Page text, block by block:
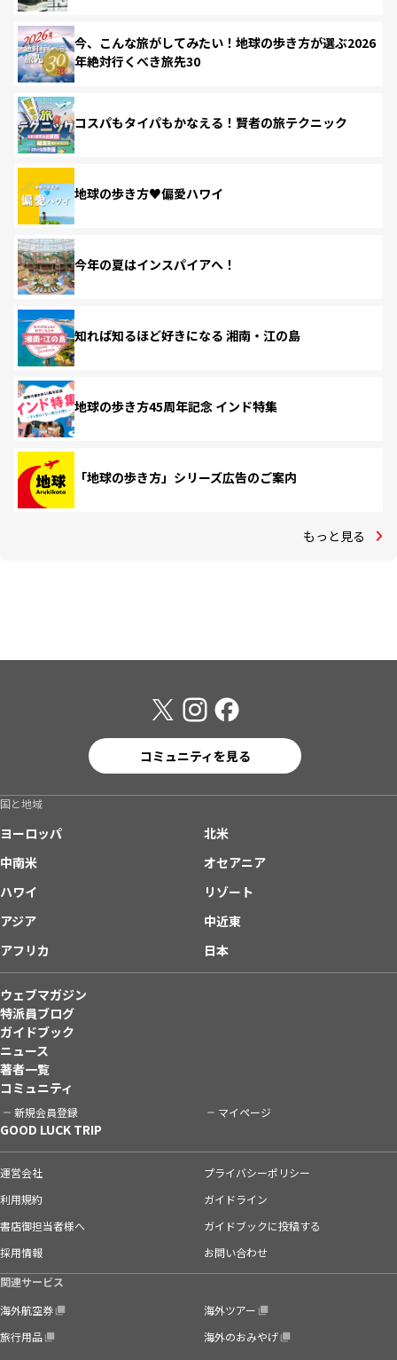
今、こんな旅がしてみたい！地球の歩き方が選ぶ2026
年絶対行くべき旅先30
コスパもタイパもかなえる！賢者の旅テクニック
地球の歩き方♥偏愛ハワイ
今年の夏はインスパイアへ！
知れば知るほど好きになる 湘南・江の島
地球の歩き方45周年記念 インド特集
「地球の歩き方」シリーズ広告のご案内
もっと見る
コミュニティを見る
国と地域
ヨーロッパ
北米
中南米
オセアニア
ハワイ
リゾート
アジア
中近東
アフリカ
日本
ウェブマガジン
特派員ブログ
ガイドブック
ニュース
著者一覧
コミュニティ
新規会員登録 マイページ
GOOD LUCK TRIP
運営会社
プライバシーポリシー
利用規約
ガイドライン
書店御担当者様へ
ガイドブックに投稿する
採用情報
お問い合わせ
関連サービス
海外航空券
海外ツアー
旅行用品
海外のおみやげ